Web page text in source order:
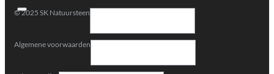
© 2025 SK Natuursteen
Algemene voorwaarden